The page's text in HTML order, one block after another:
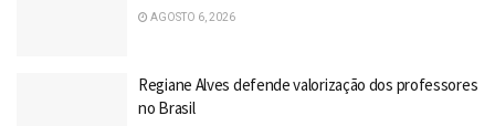
AGOSTO 6, 2026
Regiane Alves defende valorização dos professores
no Brasil